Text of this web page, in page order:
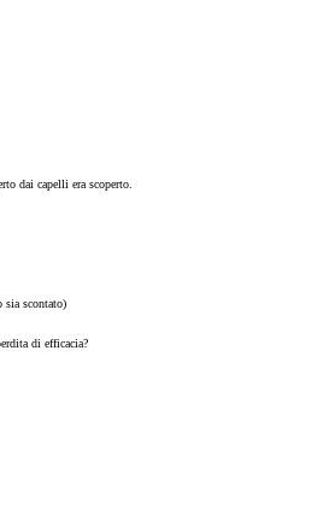
dai capelli era scoperto.
sia scontato)
di efficacia?